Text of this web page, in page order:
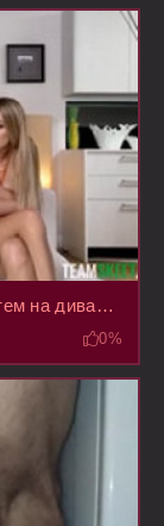
Мамочка застукала дочку с новым зятем на диване во время секса и разоралась, но потом присоединилась
0%